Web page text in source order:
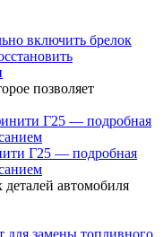
включить брелок
позволяет
Г25 — подробная
автомобиля
замены топливного